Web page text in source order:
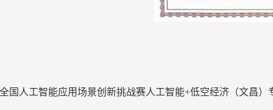
国人工智能应用场景创新挑战赛人工智能+低空经济（文昌